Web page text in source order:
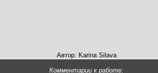
Автор: Karina Silava
Комментарии к работе: